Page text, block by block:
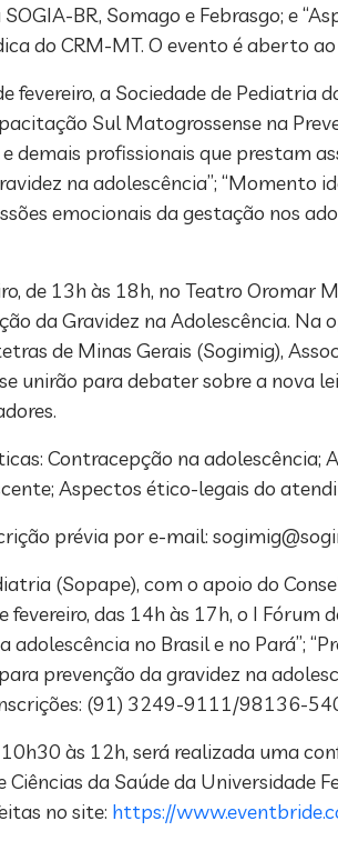
BR, Somago e Febrasgo; e
do CRM-MT. O evento é aberto
fevereiro, a Sociedade de
Sul Matogrossense na
demais profissionais que prestam
na adolescência”; “Momento
emocionais da gestação nos
de 13h às 18h, no Teatro Oromar
da Gravidez na Adolescência.
de Minas Gerais (Sogimig),
unirão para debater sobre a nova
Contracepção na adolescência;
Aspectos ético-legais do
prévia por e-mail:
(Sopape), com o apoio do
das 14h às 17h, o I
no Brasil e no Pará”;
prevenção da gravidez na
(91) 3249-9111/98136-
às 12h, será realizada uma
da Saúde da Universidade
no site: https://